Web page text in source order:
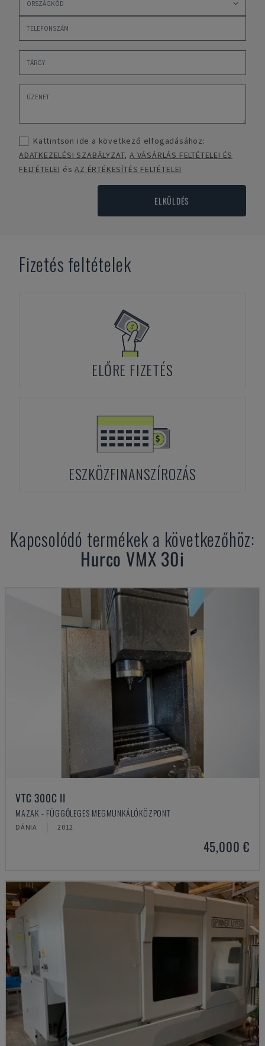
Kattintson ide a következő elfogadásához:
ADATKEZELÉSI SZABÁLYZAT,A VÁSÁRLÁS FELTÉTELEI ÉS
FELTÉTELEI ésAZ ÉRTÉKESÍTÉS FELTÉTELEI
ELKÜLDÉS
Fizetés feltételek
ELŐRE FIZETÉS
ESZKÖZFINANSZÍROZÁS
Kapcsolódó termékek a következőhöz:
Hurco VMX 30i
VTC 300C II
MAZAK - FÜGGŐLEGES MEGMUNKÁLÓKÖZPONT
DÁNIA 2012
45,000 €